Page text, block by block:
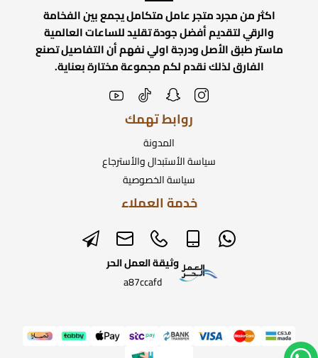
اكثر من مجرد متجر عامل متكامل يجمع بين الفخامة
والرقي لتقديم أفضل جودة تقليد للساعات العالمية
ماستر طبق الأصل ودرجة اولي نفهم أن التفاصيل تصنع
الفارق لذلك نقدم لكم مجموعة مختارة بعناية.
روابط تهمك
المدونة
سياسة الأستبدال والأسترجاع
سياسة الخصوصية
خدمة العملاء
وثيقة العمل الحر
a87ccafd